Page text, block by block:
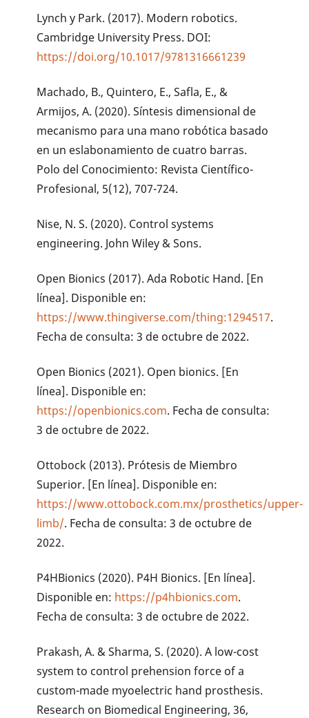
Lynch y Park. (2017). Modern robotics.
Cambridge University Press. DOI:
https://doi.org/10.1017/9781316661239
Machado, B., Quintero, E., Safla, E., &
Armijos, A. (2020). Síntesis dimensional de
mecanismo para una mano robótica basado
en un eslabonamiento de cuatro barras.
Polo del Conocimiento: Revista Científico-
Profesional, 5(12), 707-724.
Nise, N. S. (2020). Control systems
engineering. John Wiley & Sons.
Open Bionics (2017). Ada Robotic Hand. [En
línea]. Disponible en:
https://www.thingiverse.com/thing:1294517.
Fecha de consulta: 3 de octubre de 2022.
Open Bionics (2021). Open bionics. [En
línea]. Disponible en:
https://openbionics.com. Fecha de consulta:
3 de octubre de 2022.
Ottobock (2013). Prótesis de Miembro
Superior. [En línea]. Disponible en:
https://www.ottobock.com.mx/prosthetics/upper-
limb/. Fecha de consulta: 3 de octubre de
2022.
P4HBionics (2020). P4H Bionics. [En línea].
Disponible en: https://p4hbionics.com.
Fecha de consulta: 3 de octubre de 2022.
Prakash, A. & Sharma, S. (2020). A low-cost
system to control prehension force of a
custom-made myoelectric hand prosthesis.
Research on Biomedical Engineering, 36,